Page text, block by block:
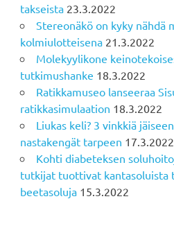
takseista 23.3.2022
Stereonäkö on kyky nähdä
kolmiulotteisena 21.3.2022
Molekyylikone
tutkimushanke 18.3.2022
Ratikkamuseo lanseeraa
ratikkasimulaation 18.3.2022
Liukas keli? 3 vinkkiä
nastakengät tarpeen 17.3.2022
Kohti diabeteksen
tutkijat tuottivat kantasoluista
beetasoluja 15.3.2022